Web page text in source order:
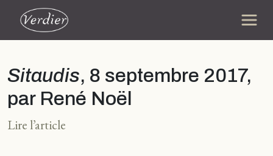
Sitaudis, 8 septembre 2017,
par René Noël
Lire l’article